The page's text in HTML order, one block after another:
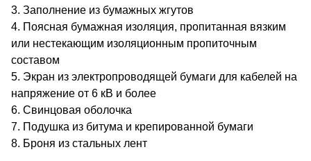
3. Заполнение из бумажных жгутов
4. Поясная бумажная изоляция, пропитанная вязким
или нестекающим изоляционным пропиточным
составом
5. Экран из электропроводящей бумаги для кабелей на
напряжение от 6 кВ и более
6. Свинцовая оболочка
7. Подушка из битума и крепированной бумаги
8. Броня из стальных лент